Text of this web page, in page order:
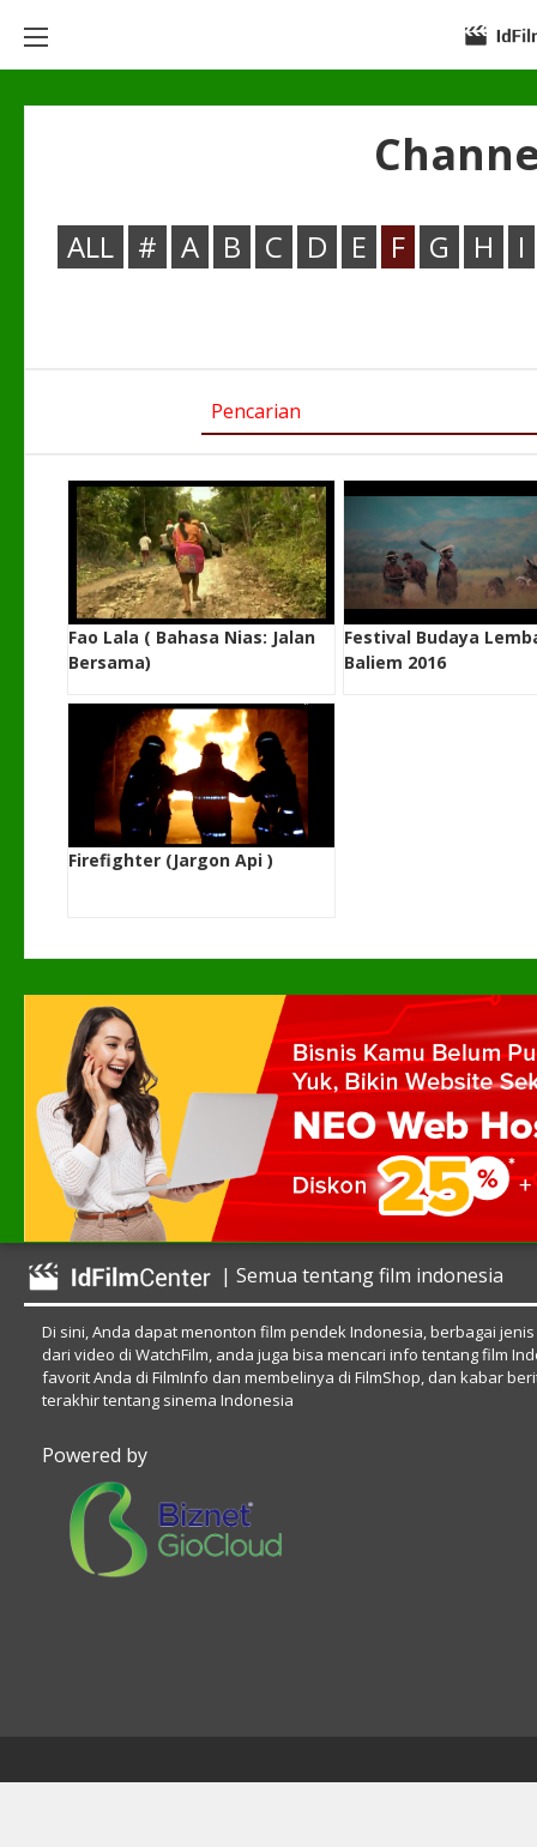
ALL # A B C D E F G H I
Fao Lala ( Bahasa Nias: Jalan
Bersama)
Festival Budaya
Baliem 2016
Firefighter (Jargon Api )
| Semua tentang film indonesia
Di sini, Anda dapat menonton film pendek Indonesia, berbagai
dari video di WatchFilm, anda juga bisa mencari info tentang film
favorit Anda di FilmInfo dan membelinya di FilmShop, dan kabar
terakhir tentang sinema Indonesia
Powered by